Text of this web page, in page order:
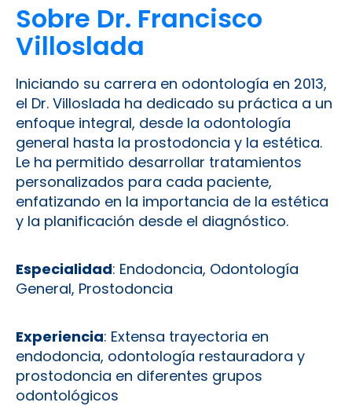
Sobre Dr. Francisco
Villoslada
Iniciando su carrera en odontología en 2013,
el Dr. Villoslada ha dedicado su práctica a un
enfoque integral, desde la odontología
general hasta la prostodoncia y la estética.
Le ha permitido desarrollar tratamientos
personalizados para cada paciente,
enfatizando en la importancia de la estética
y la planificación desde el diagnóstico.
Especialidad: Endodoncia, Odontología
General, Prostodoncia
Experiencia: Extensa trayectoria en
endodoncia, odontología restauradora y
prostodoncia en diferentes grupos
odontológicos